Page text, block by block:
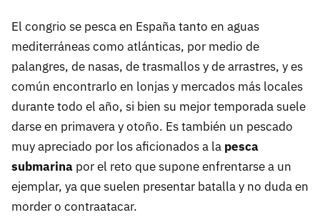
El congrio se pesca en España tanto en aguas
mediterráneas como atlánticas, por medio de
palangres, de nasas, de trasmallos y de arrastres, y es
común encontrarlo en lonjas y mercados más locales
durante todo el año, si bien su mejor temporada suele
darse en primavera y otoño. Es también un pescado
muy apreciado por los aficionados a la pesca
submarina por el reto que supone enfrentarse a un
ejemplar, ya que suelen presentar batalla y no duda en
morder o contraatacar.